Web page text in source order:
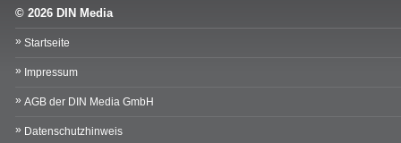
© 2026 DIN Media
Startseite
Impressum
AGB der DIN Media GmbH
Datenschutzhinweis